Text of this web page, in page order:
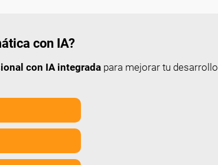
con IA?
con IA integradapara mejorar tu desarrollo